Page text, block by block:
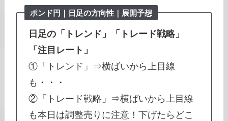
ポンド円｜日足の方向性｜展開予想
日足の「トレンド」「トレード戦略」
「注目レート」
①「トレンド」⇒横ばいから上目線
も・・・
②「トレード戦略」⇒横ばいから上目線
も本日は調整売りに注意！下げたらどこ